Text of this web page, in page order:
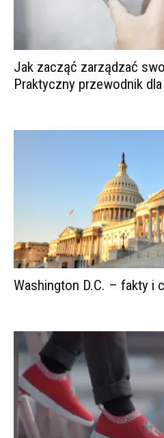
Jak zacząć zarządzać
Praktyczny przewodnik
Washington D.C. – fakty i